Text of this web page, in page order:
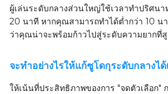
ผู้เล่นระดับกลางส่วนใหญ่ใช้เวลาทำปริศน
20 นาที หากคุณสามารถทำได้ต่ำกว่า 10 น
ว่าคุณน่าจะพร้อมก้าวไปสู่ระดับความยากที่
จะทำอย่างไรให้แก้ซูโดกุระดับกลางได้
ให้เน้นที่ประสิทธิภาพของการ "จดตัวเลือก"